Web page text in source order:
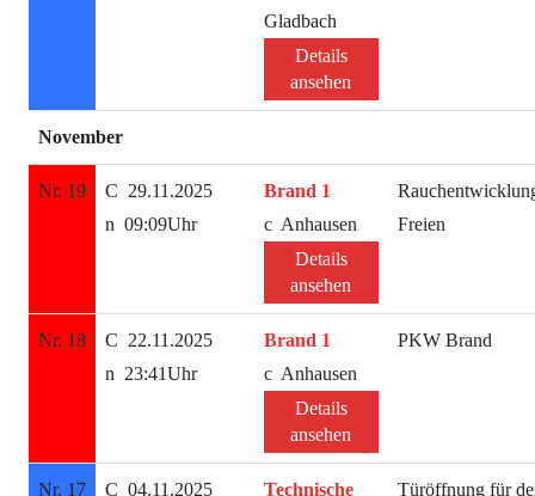
Gladbach
Details
ansehen
November
Nr. 19
29.11.2025
09:09Uhr
Brand 1
Anhausen
Details
ansehen
Freien
Nr. 18
22.11.2025
23:41Uhr
Brand 1
Anhausen
Details
ansehen
PKW Brand
Nr. 17 04.11.2025 Technische Türöffnung für